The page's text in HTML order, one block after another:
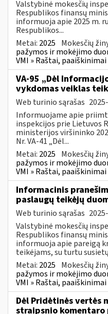
Valstybinė mokesčių
Respublikos finansų
informuoja apie 2025 m.
Respublikos...
Metai: 2025 Mokesčių
pažymos ir mokėjimo
VMI » Raštai,
VA-95 „Dėl
vykdomas veiklas
Web turinio sąrašas
Informuojame apie
inspekcijos prie Lietuvos
ministerijos viršininko
Nr. VA-41 „Dėl...
Metai: 2025 Mokesčių
pažymos ir mokėjimo
VMI » Raštai,
Informacinis
paslaugų teikėjų
Web turinio sąrašas
Valstybinė mokesčių
Respublikos finansų
informuoja apie pareigą
teikėjams, su turtu
Metai: 2025 Mokesčių
pažymos ir mokėjimo
VMI » Raštai,
Dėl Pridėtinės vertės
straipsnio